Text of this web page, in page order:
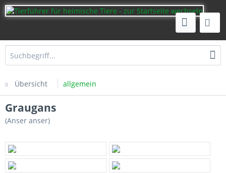
Übersicht allgemein
Graugans
(Anser anser)